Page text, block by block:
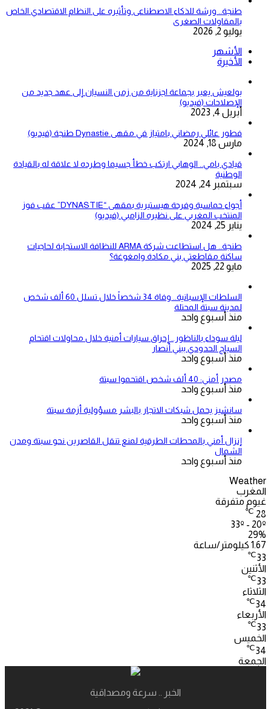
طنجة.. ورشة للذكاء الاصطناعى وتأثيره على النظام الاقتصادي الخاص
بالمقاولات الصغرى
يوليو 2, 2026
الأشهر
الأخيرة
بولعيش يعبر بجماعة اجزناية من زمن النسيان إلى عهد جديد من
الإصلاحات (فيديو)
أبريل 4, 2023
فطور عائلي رمضاني بامتياز في مقهى Dynastie طنجة (فيديو)
مارس 18, 2024
قيادي بامي.. الوهابي ارتكب خطأ جسيما وطرده لا علاقة له بالقيادة
الوطنية
سبتمبر 24, 2024
أجواء حماسية وفرحة هيستيرية بمقهى “DYNASTIE” عقب فوز
المنتخب المغربي على نظيره الزامبي (فيديو)
يناير 25, 2024
طنجة.. هل استطاعت شركة ARMA للنظافة الاستجابة لحاجيات
ساكنة مقاطعتي بني مكادة وامغوغة؟
مايو 22, 2025
السلطات الإسبانية.. وفاة 34 شخصاً خلال تسلل 60 ألف شخص
لمدينة سبتة المحتلة
منذ أسبوع واحد
ليلة سوداء بالناظور.. إحراق سيارات أمنية خلال محاولات اقتحام
السياج الحدودي ببني أنصار
منذ أسبوع واحد
مصدر أمني: 40 ألف شخص اقتحموا سبتة
منذ أسبوع واحد
سانشيز يحمل شبكات الاتجار بالبشر مسؤولية أزمة سبتة
منذ أسبوع واحد
إنزال أمني بالمحطات الطرقية لمنع تنقل القاصرين نحو سبتة ومدن
الشمال
منذ أسبوع واحد
Weather
المغرب
غيوم متفرقة
28
℃
33º - 20º
29%
1.67 كيلومتر/ساعة
33
℃
الأثنين
33
℃
الثلاثاء
34
℃
الأربعاء
33
℃
الخميس
34
℃
الجمعة
الخبر .. سرعة ومصداقية